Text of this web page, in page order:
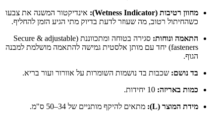
מחוון רטיבות (Wetness Indicator):
אינדיקטור המשנה את צבעו
כשהחיתול רטוב, מה שעוזר לדעת בדיוק מתי הגיע הזמן להחליף.
התאמה ונוחות:
סגירה בטוחה ומתכווננת (Secure & adjustable
fasteners) יחד עם מותן אלסטית גמישה להתאמה מושלמת למבנה
הגוף.
בד נושם: שכבות בד נושמות השומרות על אוורור ועור בריא.
כמות באריזה:
מידת המוצר (L):
מתאים להיקף מותניים של 34–50 ס"מ.